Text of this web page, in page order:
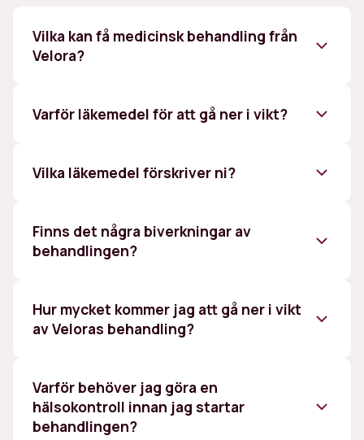
Vilka kan få medicinsk behandling från
Velora?
viktminskning behöver du uppfylla något av
Du har ett BMI på 27 eller högre och minst en
blodtryck, diabetes typ 2, förhöjda blodfetter,
sömnapnésyndrom eller åderförkalkning.
önskar hjälp med att behålla din nuvarande
vikt.
Varför läkemedel för att gå ner i vikt?
studier
Vilka läkemedel förskriver ni?
Läs mer om behandlingen.
Finns det några biverkningar av
behandlingen?
Hur mycket kommer jag att gå ner i vikt
av Veloras behandling?
Varför behöver jag göra en
hälsokontroll innan jag startar
behandlingen?